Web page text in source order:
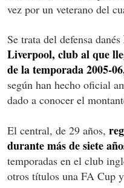
vez por un veterano del
Se trata del defensa danés
Liverpool, club al que
de la temporada 2005-
según han hecho oficial
dado a conocer el
El central, de 29 años,
durante más de siete
temporadas en el club
otros títulos una FA Cup